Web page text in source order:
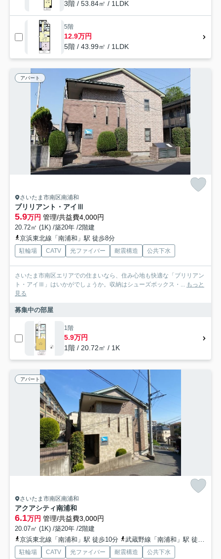
3階 / 53.84㎡ / 1LDK
5階
12.9万円
5階 / 43.99㎡ / 1LDK
アパート
さいたま市南区南浦和
ブリリアント・アイⅢ
5.9万円 管理/共益費4,000円
20.72㎡ (1K) /築20年 /2階建
京浜東北線「南浦和」駅 徒歩8分
駐輪場 CATV 光ファイバー 耐震構造 公共下水
さいたま市南区エリアでの住まいなら、住み心地も快適な「ブリリアン
ト・アイⅢ」はいかがでしょうか。収納はシューズボックス・... もっと
見る
募集中の部屋
1階
5.9万円
1階 / 20.72㎡ / 1K
アパート
さいたま市南区南浦和
アクアシティ南浦和
6.1万円 管理/共益費3,000円
20.07㎡ (1K) /築20年 /2階建
京浜東北線「南浦和」駅 徒歩10分
武蔵野線「南浦和」駅 徒歩10分
駐輪場 CATV 光ファイバー 耐震構造 公共下水